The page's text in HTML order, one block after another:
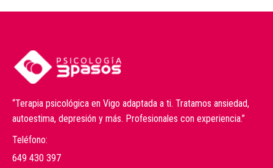
“Terapia psicológica en Vigo adaptada a ti. Tratamos ansiedad,
autoestima, depresión y más. Profesionales con experiencia.”
Teléfono:
649 430 397